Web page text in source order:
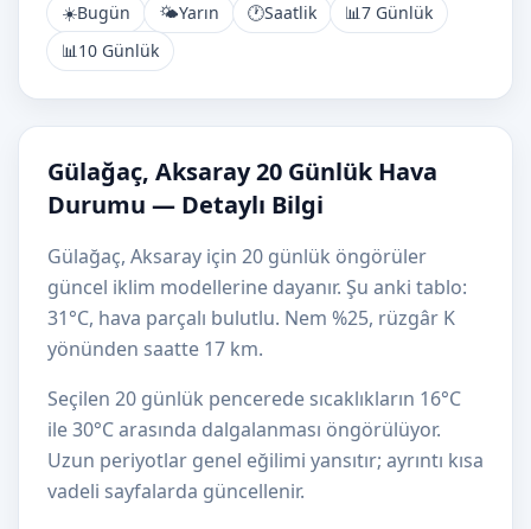
☀️Bugün 🌤️Yarın 🕐Saatlik 📊7 Günlük
📊10 Günlük
Gülağaç, Aksaray 20 Günlük Hava
Durumu — Detaylı Bilgi
Gülağaç, Aksaray için 20 günlük öngörüler
güncel iklim modellerine dayanır. Şu anki tablo:
31°C, hava parçalı bulutlu. Nem %25, rüzgâr K
yönünden saatte 17 km.
Seçilen 20 günlük pencerede sıcaklıkların 16°C
ile 30°C arasında dalgalanması öngörülüyor.
Uzun periyotlar genel eğilimi yansıtır; ayrıntı kısa
vadeli sayfalarda güncellenir.